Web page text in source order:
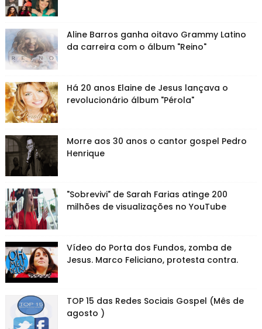
Aline Barros ganha oitavo Grammy Latino
da carreira com o álbum "Reino"
Há 20 anos Elaine de Jesus lançava o
revolucionário álbum "Pérola"
Morre aos 30 anos o cantor gospel Pedro
Henrique
"Sobrevivi" de Sarah Farias atinge 200
milhões de visualizações no YouTube
Vídeo do Porta dos Fundos, zomba de
Jesus. Marco Feliciano, protesta contra.
TOP 15 das Redes Sociais Gospel (Mês de
agosto )